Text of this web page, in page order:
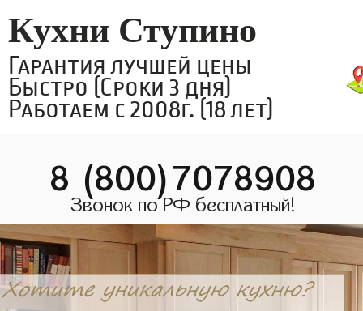
Кухни Ступино
Гарантия лучшей цены
Быстро (Сроки 3 дня)
Работаем с 2008г. (18 лет)
8 (800)7078908
Звонок по РФ бесплатный!